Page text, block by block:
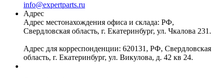
info@expertparts.ru
Адрес
Адрес местонахождения офиса и склада: РФ,
Свердловская область, г. Екатеринбург, ул. Чкалова 231.
Адрес для корреспонденции: 620131, РФ, Свердловская
область, г. Екатеринбург, ул. Викулова, д. 42 кв 24.